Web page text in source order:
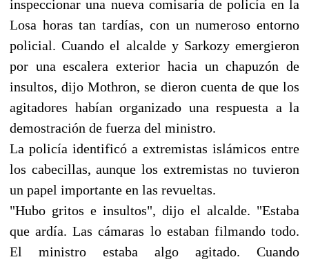
inspeccionar una nueva comisaría de policía en la
Losa horas tan tardías, con un numeroso entorno
policial. Cuando el alcalde y Sarkozy emergieron
por una escalera exterior hacia un chapuzón de
insultos, dijo Mothron, se dieron cuenta de que los
agitadores habían organizado una respuesta a la
demostración de fuerza del ministro.
La policía identificó a extremistas islámicos entre
los cabecillas, aunque los extremistas no tuvieron
un papel importante en las revueltas.
"Hubo gritos e insultos", dijo el alcalde. "Estaba
que ardía. Las cámaras lo estaban filmando todo.
El ministro estaba algo agitado. Cuando